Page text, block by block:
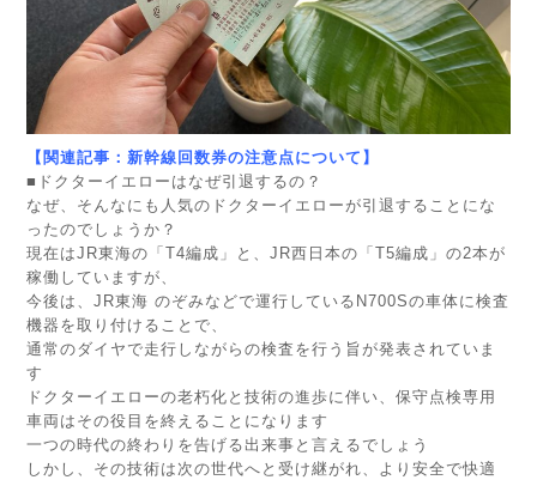
【関連記事：新幹線回数券の注意点について】
■ドクターイエローはなぜ引退するの？
なぜ、そんなにも人気のドクターイエローが引退することにな
ったのでしょうか？
現在はJR東海の「T4編成」と、JR西日本の「T5編成」の2本が
稼働していますが、
今後は、JR東海 のぞみなどで運行しているN700Sの車体に検査
機器を取り付けることで、
通常のダイヤで走行しながらの検査を行う旨が発表されていま
す
ドクターイエローの老朽化と技術の進歩に伴い、保守点検専用
車両はその役目を終えることになります
一つの時代の終わりを告げる出来事と言えるでしょう
しかし、その技術は次の世代へと受け継がれ、より安全で快適